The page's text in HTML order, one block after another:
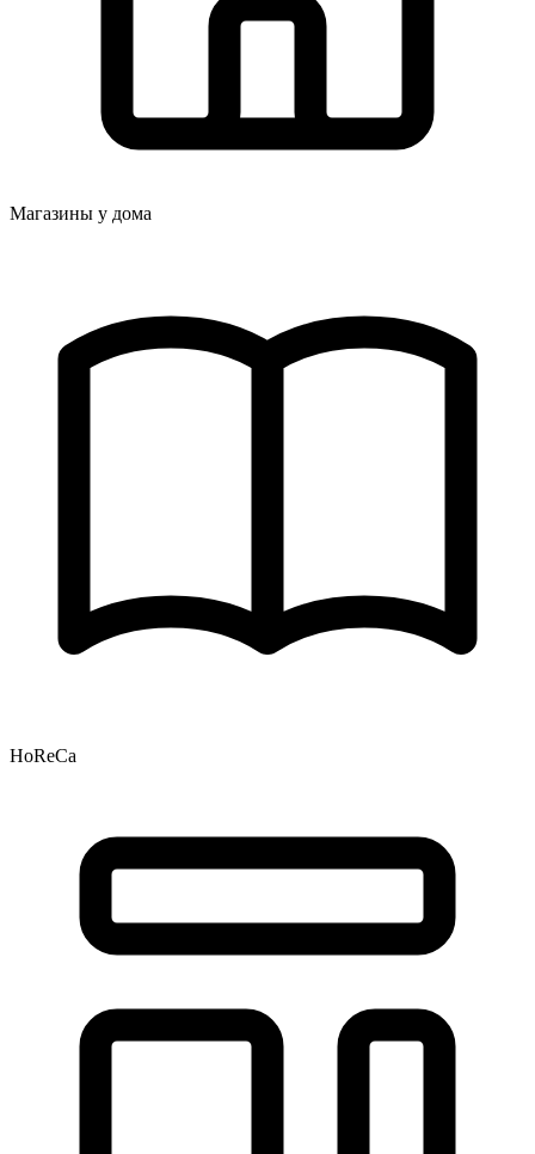
Магазины у дома
HoReCa